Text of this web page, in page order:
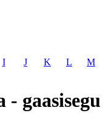
I J K L M
- gaasisegu